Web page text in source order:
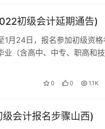
根据准考证上写明的地点时间
己的意愿选择考试地点，
式采用的是闭卷，就只能是在
初级会计延期通告)
月24日，报名参加初级资格
业（含高中、中专、职高和技
0 0 1.1K
会计报名步骤山西)